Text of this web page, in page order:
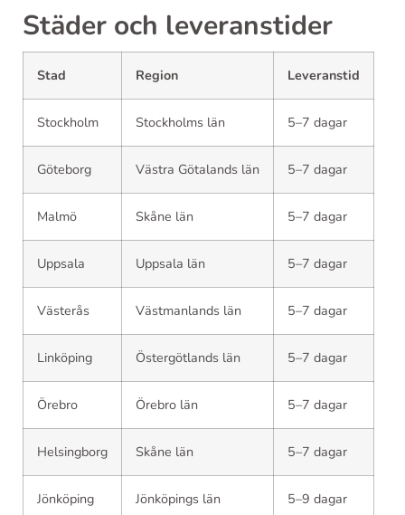
Städer och leveranstider
Stad Region Leveranstid
Stockholm Stockholms län 5–7 dagar
Göteborg Västra Götalands län 5–7 dagar
Malmö Skåne län 5–7 dagar
Uppsala Uppsala län 5–7 dagar
Västerås Västmanlands län 5–7 dagar
Linköping Östergötlands län 5–7 dagar
Örebro Örebro län 5–7 dagar
Helsingborg Skåne län 5–7 dagar
Jönköping Jönköpings län 5–9 dagar